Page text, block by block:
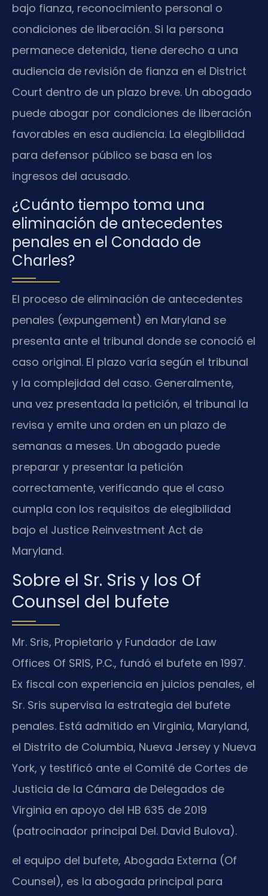
bajo fianza, reconocimiento personal o
condiciones de liberación. Si la persona
permanece detenida, tiene derecho a una
audiencia de revisión de fianza en el District
Court dentro de un plazo breve. Un abogado
puede abogar por condiciones de liberación
favorables en esa audiencia. La elegibilidad
para defensor público se basa en los
ingresos del acusado.
¿Cuánto tiempo toma una
eliminación de antecedentes
penales en el Condado de
Charles?
El proceso de eliminación de antecedentes
penales (expungement) en Maryland se
presenta ante el tribunal donde se conoció el
caso original. El plazo varía según el tribunal
y la complejidad del caso. Generalmente,
una vez presentada la petición, el tribunal la
revisa y emite una orden en un plazo de
semanas a meses. Un abogado puede
preparar y presentar la petición
correctamente, verificando que el caso
cumpla con los requisitos de elegibilidad
bajo el Justice Reinvestment Act de
Maryland.
Sobre el Sr. Sris y los Of
Counsel del bufete
Mr. Sris, Propietario y Fundador de Law
Offices Of SRIS, P.C., fundó el bufete en 1997.
Ex fiscal con experiencia en juicios penales, el
Sr. Sris supervisa la estrategia del bufete
penales. Está admitido en Virginia, Maryland,
el Distrito de Columbia, Nueva Jersey y Nueva
York, y testificó ante el Comité de Cortes de
Justicia de la Cámara de Delegados de
Virginia en apoyo del HB 635 de 2019
(patrocinador principal Del. David Bulova).
el equipo del bufete, Abogada Externa (Of
Counsel), es la abogada principal para